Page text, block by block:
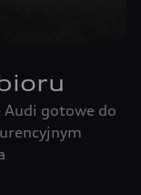
gotowe do